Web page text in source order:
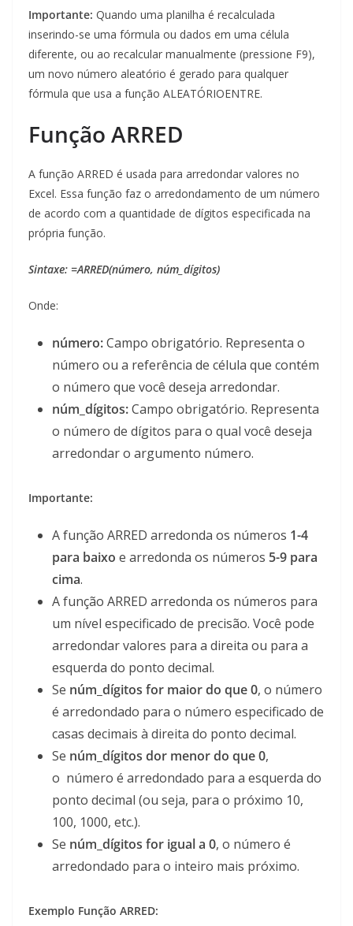
Importante: Quando uma planilha é recalculada
inserindo-se uma fórmula ou dados em uma célula
diferente, ou ao recalcular manualmente (pressione F9),
um novo número aleatório é gerado para qualquer
fórmula que usa a função ALEATÓRIOENTRE.
Função ARRED
A função ARRED é usada para arredondar valores no
Excel. Essa função faz o arredondamento de um número
de acordo com a quantidade de dígitos especificada na
própria função.
Sintaxe: =ARRED(número, núm_dígitos)
Onde:
número:Campo obrigatório. Representa o
número ou a referência de célula que contém
o número que você deseja arredondar.
núm_dígitos:Campo obrigatório. Representa
o número de dígitos para o qual você deseja
arredondar o argumento número.
Importante:
A função ARRED arredonda os números 1-4
para baixo e arredonda os números 5-9 para
cima.
A função ARRED arredonda os números para
um nível especificado de precisão. Você pode
arredondar valores para a direita ou para a
esquerda do ponto decimal.
Se núm_dígitos for maior do que 0, o número
é arredondado para o número especificado de
casas decimais à direita do ponto decimal.
Se núm_dígitos dor menor do que 0,
o número é arredondado para a esquerda do
ponto decimal (ou seja, para o próximo 10,
100, 1000, etc.).
Se núm_dígitos for igual a 0, o número é
arredondado para o inteiro mais próximo.
Exemplo Função ARRED: